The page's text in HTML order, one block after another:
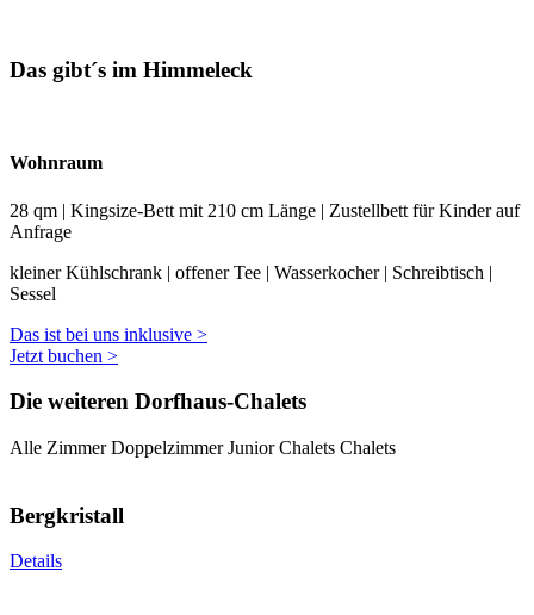
Das gibt´s im Himmeleck
Wohnraum
28 qm | Kingsize-Bett mit 210 cm Länge | Zustellbett für Kinder auf
Anfrage
kleiner Kühlschrank | offener Tee | Wasserkocher | Schreibtisch |
Sessel
Das ist bei uns inklusive >
Jetzt buchen >
Die weiteren Dorfhaus-Chalets
Alle Zimmer Doppelzimmer Junior Chalets Chalets
Bergkristall
Details